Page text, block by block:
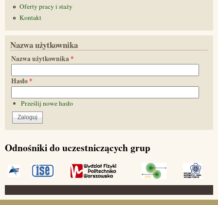
Oferty pracy i staży
Kontakt
Nazwa użytkownika
Nazwa użytkownika*
Hasło*
Prześlij nowe hasło
Odnośniki do uczestniczących grup